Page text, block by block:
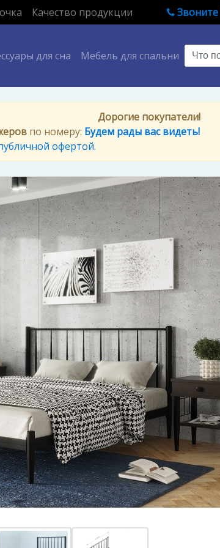
Качество продукции Звоните
для сна Мебель для спальни
Дорогие покупатели!
по номеру: Будем рады вас видеть!
офертой.